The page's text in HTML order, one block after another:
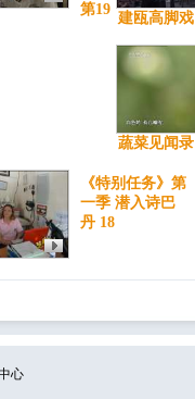
第19
建瓯高脚戏
蔬菜见闻录
《特别任务》第
一季 潜入诗巴
丹 18
心